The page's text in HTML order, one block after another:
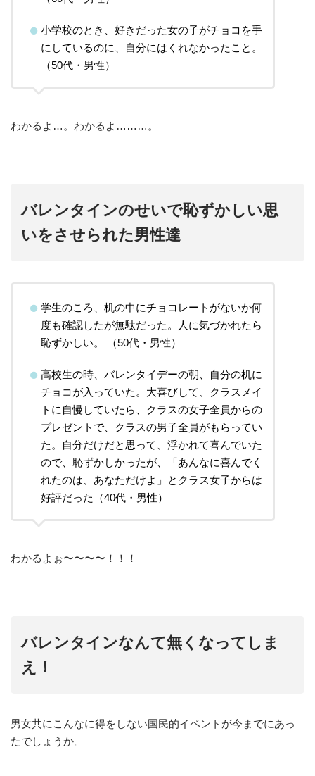
小学校のとき、好きだった女の子がチョコを手
にしているのに、自分にはくれなかったこと。
（50代・男性）
わかるよ…。わかるよ………。
バレンタインのせいで恥ずかしい思
いをさせられた男性達
学生のころ、机の中にチョコレートがないか何
度も確認したが無駄だった。人に気づかれたら
恥ずかしい。 （50代・男性）
高校生の時、バレンタイデーの朝、自分の机に
チョコが入っていた。大喜びして、クラスメイ
トに自慢していたら、クラスの女子全員からの
プレゼントで、クラスの男子全員がもらってい
た。自分だけだと思って、浮かれて喜んでいた
ので、恥ずかしかったが、「あんなに喜んでく
れたのは、あなただけよ」とクラス女子からは
好評だった（40代・男性）
わかるよぉ〜〜〜〜！！！
バレンタインなんて無くなってしま
え！
男女共にこんなに得をしない国民的イベントが今までにあっ
たでしょうか。